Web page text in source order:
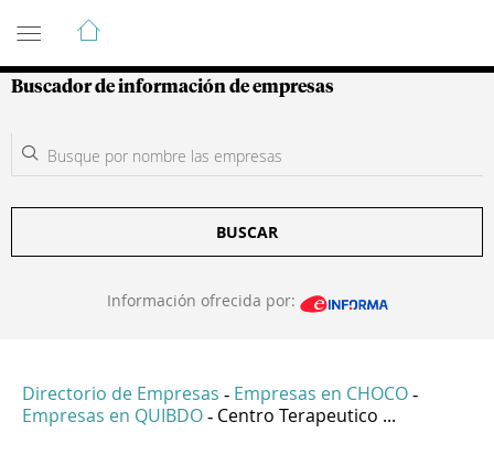
Guía de Empresas Colombianas
Buscador de información de empresas
BUSCAR
Información ofrecida por:
Directorio de Empresas - Empresas en CHOCO -
Empresas en QUIBDO - Centro Terapeutico ...